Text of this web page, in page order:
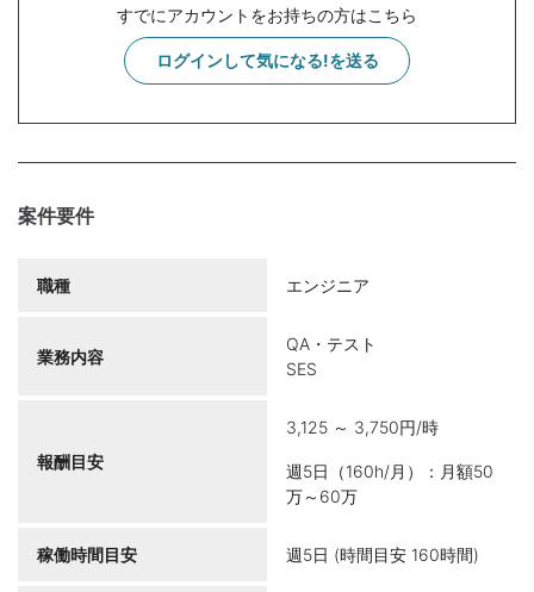
すでにアカウントをお持ちの方はこちら
ログインして気になる!を送る
案件要件
職種 エンジニア
業務内容
QA・テスト
SES
報酬目安
3,125 ～ 3,750円/時
週5日（160h/月）：月額50
万～60万
稼働時間目安 週5日 (時間目安 160時間)